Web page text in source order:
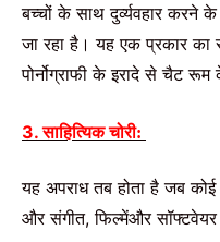
बच्चों के साथ दुर्व्यवहार करने के
जा रहा है। यह एक प्रकार का
पोर्नोग्राफी के इरादे से चैट रूम
3. साहित्यिक चोरी:
यह अपराध तब होता है जब कोई
और संगीत,फिल्मेंऔर सॉफ्टवेयर